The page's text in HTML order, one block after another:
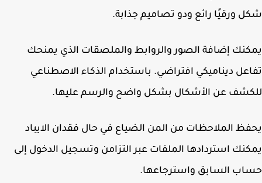
ورقيًا رائع ودو تصاميم جذابة.
إضافة الصور والروابط والملصقات الذي يمنحك
ديناميكي افتراضي. باستخدام الذكاء الاصطناعي
عن الأشكال بشكل واضح والرسم عليها.
الملاحظات من المن الضياع في حال فقدان الايباد
استردادها الملفات عبر التزامن وتسجيل الدخول إلى
السابق واسترجاعها.